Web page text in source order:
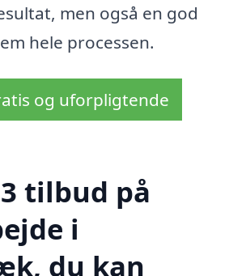
men også en god
hele processen.
og uforpligtende
tilbud på
i
du kan